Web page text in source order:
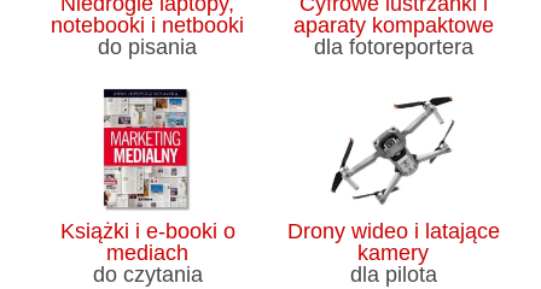
notebooki i netbooki
do pisania
aparaty kompaktowe
dla fotoreportera
Książki i e-booki o
mediach
do czytania
Drony wideo i latające
kamery
dla pilota